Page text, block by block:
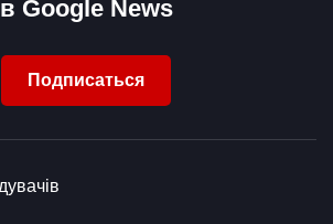
в Google News
Подписаться